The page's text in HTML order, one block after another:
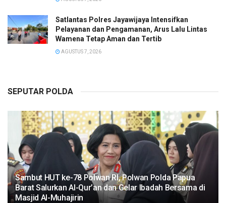
Satlantas Polres Jayawijaya Intensifkan
Pelayanan dan Pengamanan, Arus Lalu Lintas
Wamena Tetap Aman dan Tertib
AGUSTUS 7, 2026
SEPUTAR POLDA
Sambut HUT ke-78 Polwan RI, Polwan Polda Papua
Barat Salurkan Al-Qur’an dan Gelar Ibadah Bersama di
Masjid Al-Muhajirin